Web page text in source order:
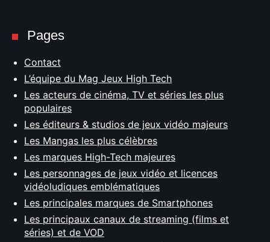
Pages
Contact
L’équipe du Mag Jeux High Tech
Les acteurs de cinéma, TV et séries les plus
populaires
Les éditeurs & studios de jeux vidéo majeurs
Les Mangas les plus célèbres
Les marques High-Tech majeures
Les personnages de jeux vidéo et licences
vidéoludiques emblématiques
Les principales marques de Smartphones
Les principaux canaux de streaming (films et
séries) et de VOD